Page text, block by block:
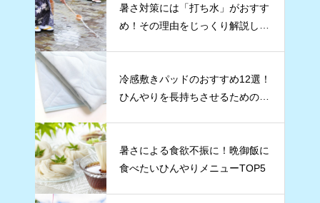
暑さ対策には「打ち水」がおすす
め！その理由をじっくり解説しま
冷感敷きパッドのおすすめ12選！
ひんやりを長持ちさせるためのコ
暑さによる食欲不振に！晩御飯に
食べたいひんやりメニューTOP5